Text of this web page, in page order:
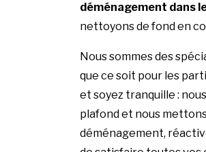
déménagement dans
nettoyons de fond en
Nous sommes des
que ce soit pour les
et soyez tranquille :
plafond et nous
déménagement,